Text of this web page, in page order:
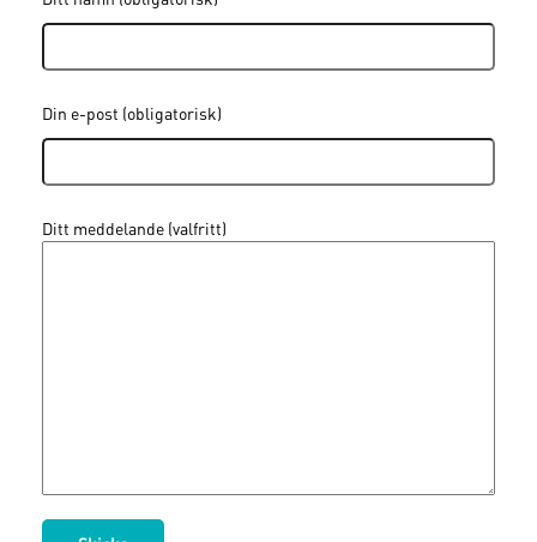
Din e-post (obligatorisk)
Ditt meddelande (valfritt)